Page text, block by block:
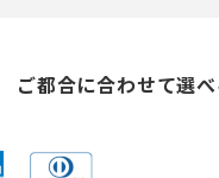
ご都合に合わせて選べ